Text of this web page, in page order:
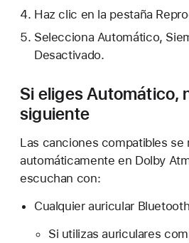
Haz clic en la pestaña
Selecciona Automático,
Desactivado.
Si eliges Automático,
siguiente
Las canciones compatibles se
automáticamente en Dolby
escuchan con:
Cualquier auricular
Si utilizas auriculares